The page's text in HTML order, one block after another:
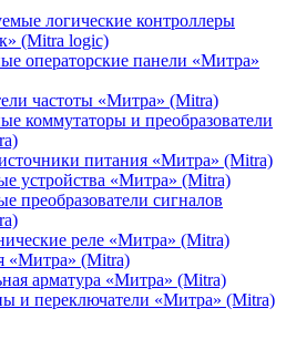
логические контроллеры
(Mitra logic)
операторские панели «Митра»
частоты «Митра» (Mitra)
коммутаторы и преобразователи
питания «Митра» (Mitra)
устройства «Митра» (Mitra)
преобразователи сигналов
реле «Митра» (Mitra)
«Митра» (Mitra)
арматура «Митра» (Mitra)
и переключатели «Митра» (Mitra)